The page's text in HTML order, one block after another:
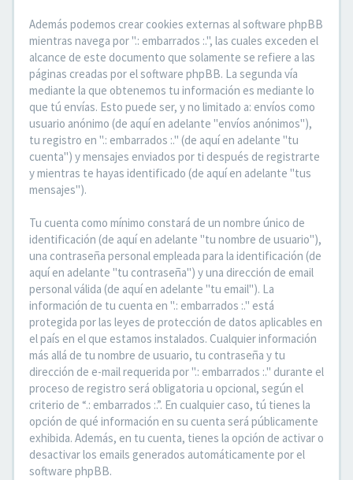
Además podemos crear cookies externas al software phpBB
mientras navega por ".: embarrados :.", las cuales exceden el
alcance de este documento que solamente se refiere a las
páginas creadas por el software phpBB. La segunda vía
mediante la que obtenemos tu información es mediante lo
que tú envías. Esto puede ser, y no limitado a: envíos como
usuario anónimo (de aquí en adelante "envíos anónimos"),
tu registro en ".: embarrados :." (de aquí en adelante "tu
cuenta") y mensajes enviados por ti después de registrarte
y mientras te hayas identificado (de aquí en adelante "tus
mensajes").
Tu cuenta como mínimo constará de un nombre único de
identificación (de aquí en adelante "tu nombre de usuario"),
una contraseña personal empleada para la identificación (de
aquí en adelante "tu contraseña") y una dirección de email
personal válida (de aquí en adelante "tu email"). La
información de tu cuenta en ".: embarrados :." está
protegida por las leyes de protección de datos aplicables en
el país en el que estamos instalados. Cualquier información
más allá de tu nombre de usuario, tu contraseña y tu
dirección de e-mail requerida por ".: embarrados :." durante el
proceso de registro será obligatoria u opcional, según el
criterio de “.: embarrados :.”. En cualquier caso, tú tienes la
opción de qué información en su cuenta será públicamente
exhibida. Además, en tu cuenta, tienes la opción de activar o
desactivar los emails generados automáticamente por el
software phpBB.